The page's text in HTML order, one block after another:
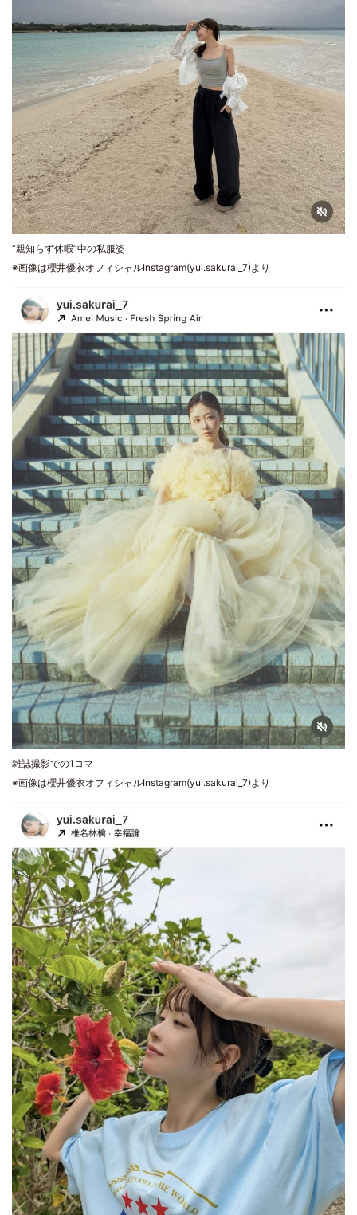
“親知らず休暇”中の私服姿
※画像は櫻井優衣オフィシャルInstagram(yui.sakurai_7)より
雑誌撮影での1コマ
※画像は櫻井優衣オフィシャルInstagram(yui.sakurai_7)より